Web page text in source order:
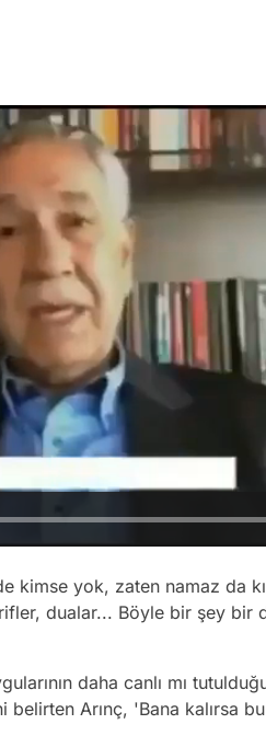
kimse yok, zaten namaz da
dualar... Böyle bir şey bir
daha canlı mı
belirten Arınç, 'Bana kalırsa